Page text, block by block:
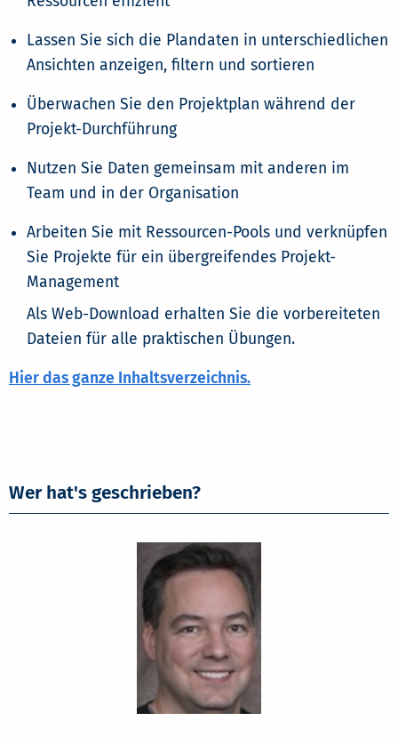
Lassen Sie sich die Plandaten in unterschiedlichen
Ansichten anzeigen, filtern und sortieren
Überwachen Sie den Projektplan während der
Projekt-Durchführung
Nutzen Sie Daten gemeinsam mit anderen im
Team und in der Organisation
Arbeiten Sie mit Ressourcen-Pools und verknüpfen
Sie Projekte für ein übergreifendes Projekt-
Management
Als Web-Download erhalten Sie die vorbereiteten
Dateien für alle praktischen Übungen.
Hier das ganze Inhaltsverzeichnis.
Wer hat's geschrieben?